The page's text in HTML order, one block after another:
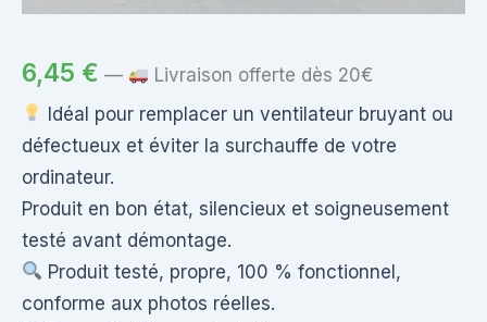
6,45 € —
Livraison offerte dès 20€
Idéal pour remplacer un ventilateur bruyant ou
défectueux et éviter la surchauffe de votre
ordinateur.
Produit en bon état, silencieux et soigneusement
testé avant démontage.
Produit testé, propre, 100 % fonctionnel,
conforme aux photos réelles.